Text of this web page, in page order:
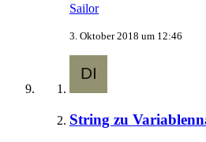
Sailor
3. Oktober 2018 um 12:46
String zu